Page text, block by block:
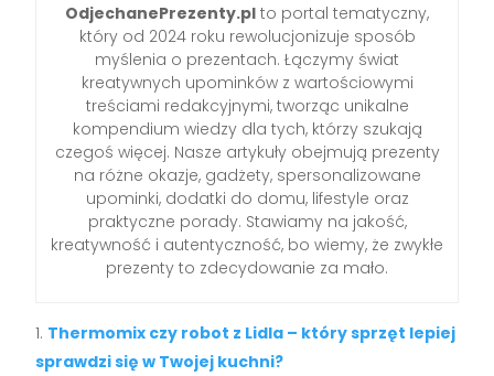
OdjechanePrezenty.pl to portal tematyczny,
który od 2024 roku rewolucjonizuje sposób
myślenia o prezentach. Łączymy świat
kreatywnych upominków z wartościowymi
treściami redakcyjnymi, tworząc unikalne
kompendium wiedzy dla tych, którzy szukają
czegoś więcej. Nasze artykuły obejmują prezenty
na różne okazje, gadżety, spersonalizowane
upominki, dodatki do domu, lifestyle oraz
praktyczne porady. Stawiamy na jakość,
kreatywność i autentyczność, bo wiemy, że zwykłe
prezenty to zdecydowanie za mało.
Thermomix czy robot z Lidla – który sprzęt lepiej
sprawdzi się w Twojej kuchni?